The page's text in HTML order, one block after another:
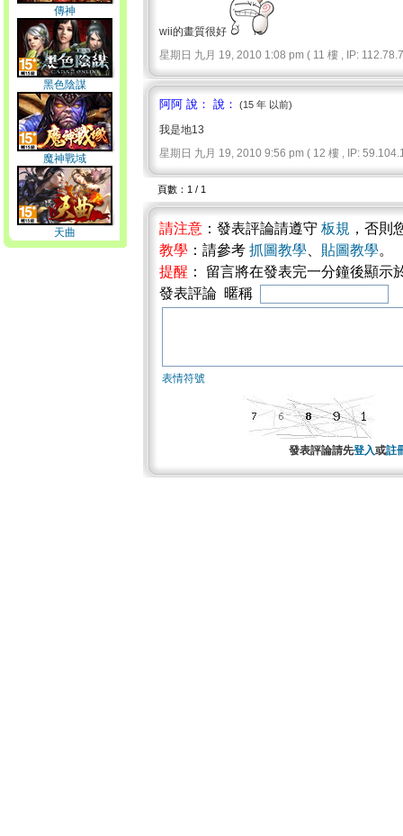
傳神
黑色陰謀
魔神戰域
天曲
wii的畫質很好
星期日 九月 19, 2010 1:08 pm ( 11 樓 , IP:
阿阿 說： 說： (15 年 以前)
我是地13
星期日 九月 19, 2010 9:56 pm ( 12 樓 , IP:
頁數：1 / 1
請注意 ：發表評論請遵守 板規 ，否則
教學 ：請參考 抓圖教學 貼圖教學。
提醒 ： 留言將在發表完一分鐘後顯
發表評論 暱稱
表情符號
發表評論請先登入或註